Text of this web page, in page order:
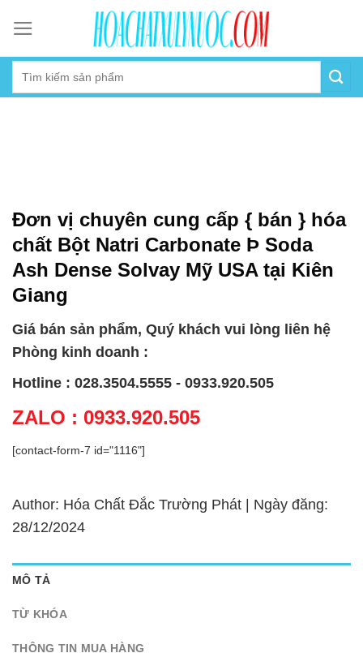
content
Đơn vị chuyên cung cấp { bán } hóa
chất Bột Natri Carbonate Þ Soda
Ash Dense Solvay Mỹ USA tại Kiên
Giang
Giá bán sản phẩm, Quý khách vui lòng liên hệ
Phòng kinh doanh :
Hotline : 028.3504.5555 - 0933.920.505
ZALO : 0933.920.505
[contact-form-7 id="1116"]
Author: Hóa Chất Đắc Trường Phát | Ngày đăng:
28/12/2024
MÔ TẢ
TỪ KHÓA
THÔNG TIN MUA HÀNG